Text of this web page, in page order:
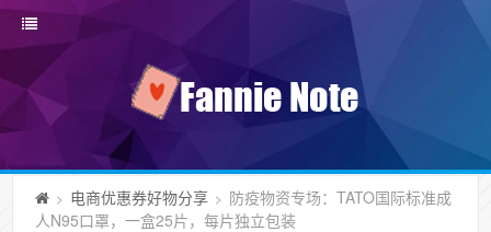
> 电商优惠券好物分享 > 防疫物资专场：TATO国际标准成
人N95口罩，一盒25片，每片独立包装